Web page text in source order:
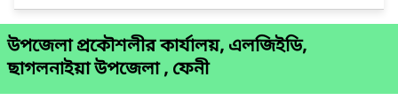
উপজেলা প্রকৌশলীর কার্যালয়, এলজিইডি,
ছাগলনাইয়া উপজেলা , ফেনী